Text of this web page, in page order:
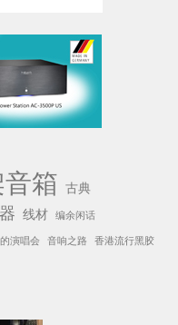
箱 古典
线材 编余闲话
演唱会 音响之路 香港流行黑胶